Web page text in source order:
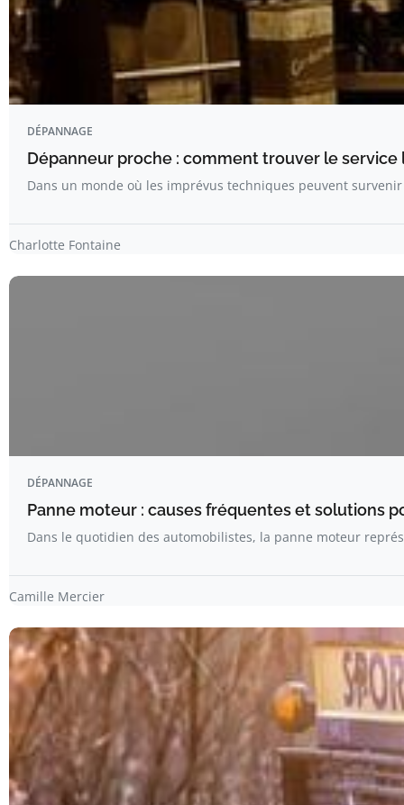
DÉPANNAGE
Dépanneur proche : comment trouver le service
Dans un monde où les imprévus techniques peuvent
Charlotte Fontaine
DÉPANNAGE
Panne moteur : causes fréquentes et solutions
Dans le quotidien des automobilistes, la panne moteur
Camille Mercier